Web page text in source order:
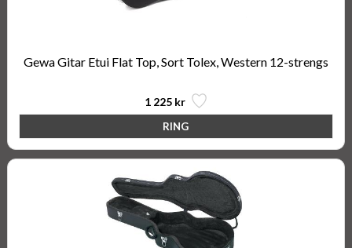
Gewa Gitar Etui Flat Top, Sort Tolex, Western 12-strengs
1 225 kr